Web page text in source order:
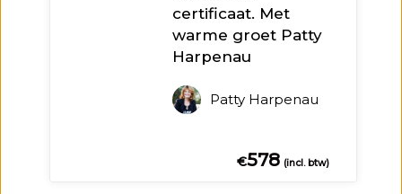
certificaat. Met
warme groet Patty
Harpenau
Patty Harpenau
€578 (incl. btw)